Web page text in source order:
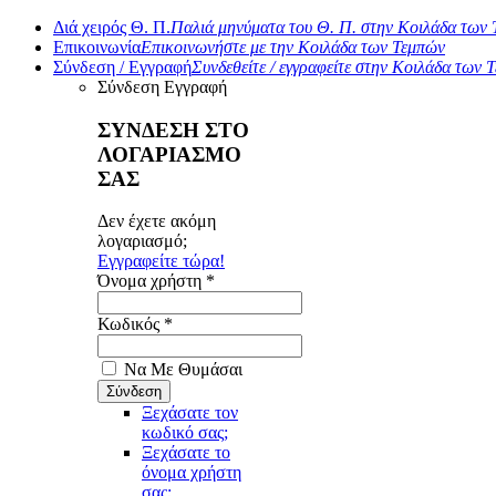
Διά χειρός Θ. Π.Παλιά μηνύματα του Θ. Π. στην Κοιλάδα των
ΕπικοινωνίαΕπικοινωνήστε με την Κοιλάδα των Τεμπών
Σύνδεση / ΕγγραφήΣυνδεθείτε / εγγραφείτε στην Κοιλάδα των
Σύνδεση Εγγραφή
ΣΥΝΔΕΣΗ ΣΤΟ
ΛΟΓΑΡΙΑΣΜΟ
ΣΑΣ
Δεν έχετε ακόμη
λογαριασμό;
Εγγραφείτε τώρα!
Όνομα χρήστη *
Κωδικός *
Να Με Θυμάσαι
Ξεχάσατε τον
κωδικό σας;
Ξεχάσατε το
όνομα χρήστη